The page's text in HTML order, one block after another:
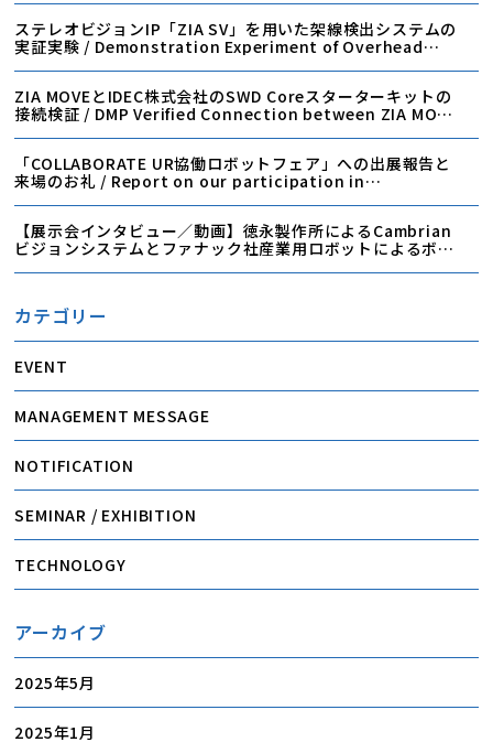
ステレオビジョンIP「ZIA SV」を用いた架線検出システムの
実証実験 / Demonstration Experiment of Overhead
ZIA MOVEとIDEC株式会社のSWD Coreスターターキットの
接続検証 / DMP Verified Connection between ZIA MOVE
「COLLABORATE UR協働ロボットフェア」への出展報告と
来場のお礼 / Report on our participation in
【展示会インタビュー／動画】徳永製作所によるCambrian
ビジョンシステムとファナック社産業用ロボットによるボト
カテゴリー
EVENT
MANAGEMENT MESSAGE
NOTIFICATION
SEMINAR / EXHIBITION
TECHNOLOGY
アーカイブ
2025年5月
2025年1月